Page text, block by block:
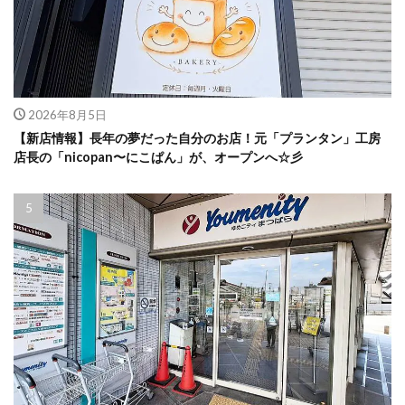
2026年8月5日
【新店情報】長年の夢だった自分のお店！元「プランタン」工房
店長の「nicopan〜にこぱん」が、オープンへ☆彡